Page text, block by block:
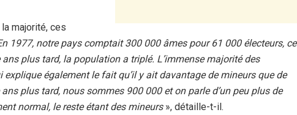
majorité, ces
1977, notre pays comptait 300 000 âmes pour 61 000 électeurs, ce
plus tard, la population a triplé. L’immense majorité des
également le fait qu’il y ait davantage de mineurs que de
plus tard, nous sommes 900 000 et on parle d’un peu plus de
normal, le reste étant des mineurs», détaille-t-il.